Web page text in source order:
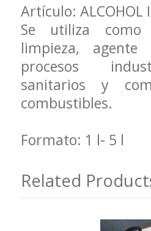
Artículo: ALCOHOL
Se utiliza como
limpieza, agente
procesos
sanitarios y
combustibles.
Formato: 1 l- 5 l
Related